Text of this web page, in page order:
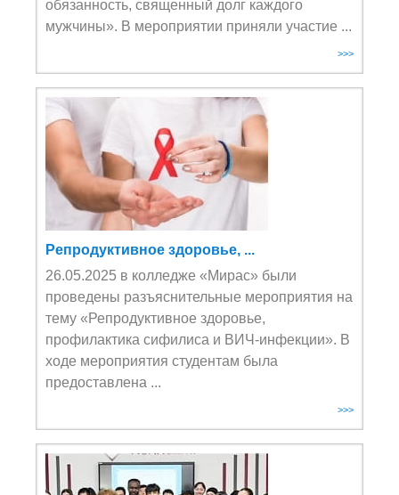
обязанность, священный долг каждого
мужчины». В мероприятии приняли участие ...
>>>
Репродуктивное здоровье, ...
26.05.2025 в колледже «Мирас» были
проведены разъяснительные мероприятия на
тему «Репродуктивное здоровье,
профилактика сифилиса и ВИЧ-инфекции». В
ходе мероприятия студентам была
предоставлена ...
>>>